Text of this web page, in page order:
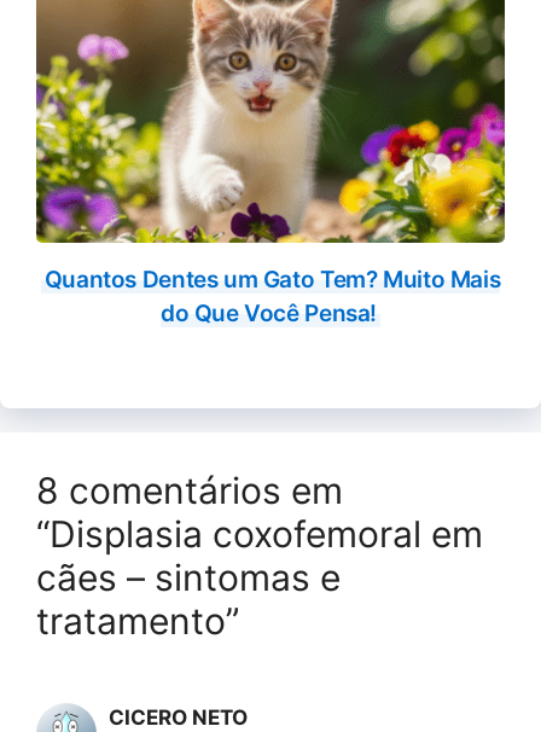
Quantos Dentes um Gato Tem? Muito Mais
do Que Você Pensa!
8 comentários em
“Displasia coxofemoral em
cães – sintomas e
tratamento”
CICERO NETO